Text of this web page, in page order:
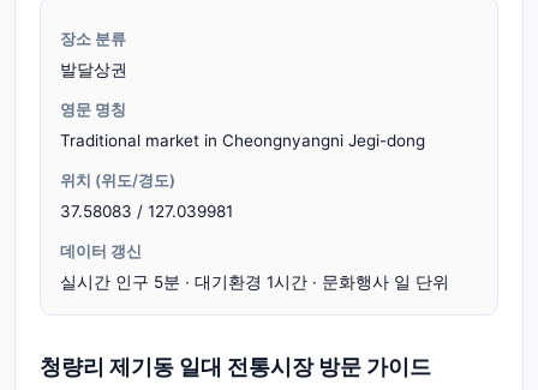
장소 분류
발달상권
영문 명칭
Traditional market in Cheongnyangni Jegi-dong
위치 (위도/경도)
37.58083 / 127.039981
데이터 갱신
실시간 인구 5분 · 대기환경 1시간 · 문화행사 일 단위
청량리 제기동 일대 전통시장 방문 가이드